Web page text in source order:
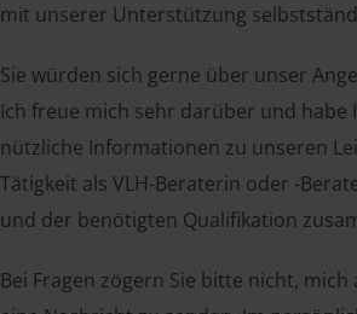
mit unserer Unterstützung
Sie würden sich gerne über unser
Ich freue mich sehr darüber und habe
nützliche Informationen zu unseren
Tätigkeit als VLH-Beraterin oder -
und der benötigten Qualifikation
Bei Fragen zögern Sie bitte nicht,